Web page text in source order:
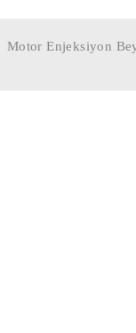
Motor Enjeksiyon